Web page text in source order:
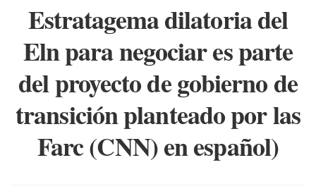
Estratagema dilatoria del
Eln para negociar es parte
del proyecto de gobierno de
transición planteado por las
Farc (CNN) en español)